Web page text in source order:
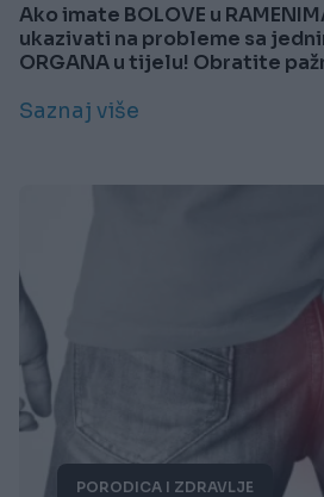
Ako imate BOLOVE u
ukazivati ​​na probleme sa
ORGANA u tijelu! Obratite
Saznaj više
PORODICA I ZDRAVLJE